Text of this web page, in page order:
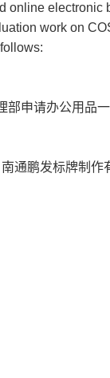
online
work on
申请办公用品
通鹏发标牌制作